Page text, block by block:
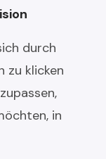
durch
zu klicken
in